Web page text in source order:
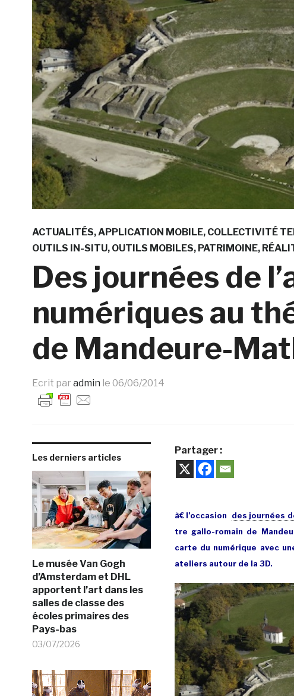
ACTUALITÉS APPLICATION MOBILE COLLECTIVITÉ
OUTILS IN-SITU OUTILS MOBILES PATRIMOINE
Des journées de
numériques au
de Mandeure-
Ecrit par admin le 06/06/2014
Les derniers articles
Le musée Van Gogh
d’Amsterdam et DHL
apportent l’art dans les
salles de classe des
écoles primaires des
Pays-bas
03/07/2026
Partager :
à€ l’occasion des journées
tre gallo-romain de
carte du numérique avec
ateliers autour de la 3D.